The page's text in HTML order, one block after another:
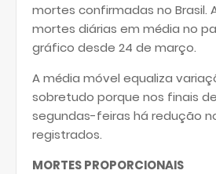
mortes confirmadas no Brasil.
mortes diárias em média no
gráfico desde 24 de março.
A média móvel equaliza
sobretudo porque nos finais
segundas-feiras há redução
registrados.
MORTES PROPORCIONAIS